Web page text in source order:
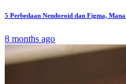
5 Perbedaan Nendoroid dan Figma,
8 months ago